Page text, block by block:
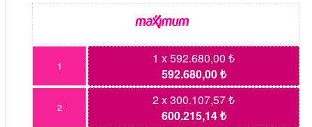
1
1 x 592.680,00 ₺
592.680,00 ₺
2
2 x 300.107,57 ₺
600.215,14 ₺